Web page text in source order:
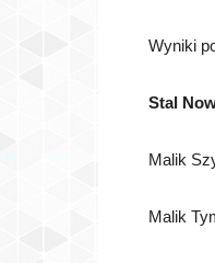
Wyniki
Stal
Malik
Malik